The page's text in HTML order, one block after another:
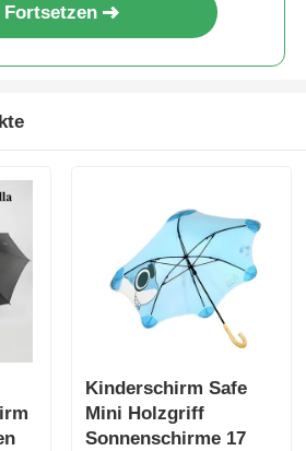
Fortsetzen
Kinderschirm Safe
Mini Holzgriff
Sonnenschirme 17